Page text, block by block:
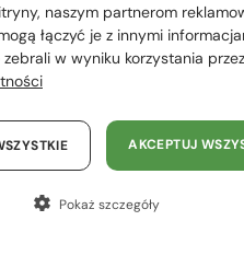
2-4 DNI
/ RO
/ HU
/ AT
/ FR
naszym partnerom
łączyć je z innymi
zebrali w wyniku korzystania
AKCEPTUJ
Pokaż szczegóły